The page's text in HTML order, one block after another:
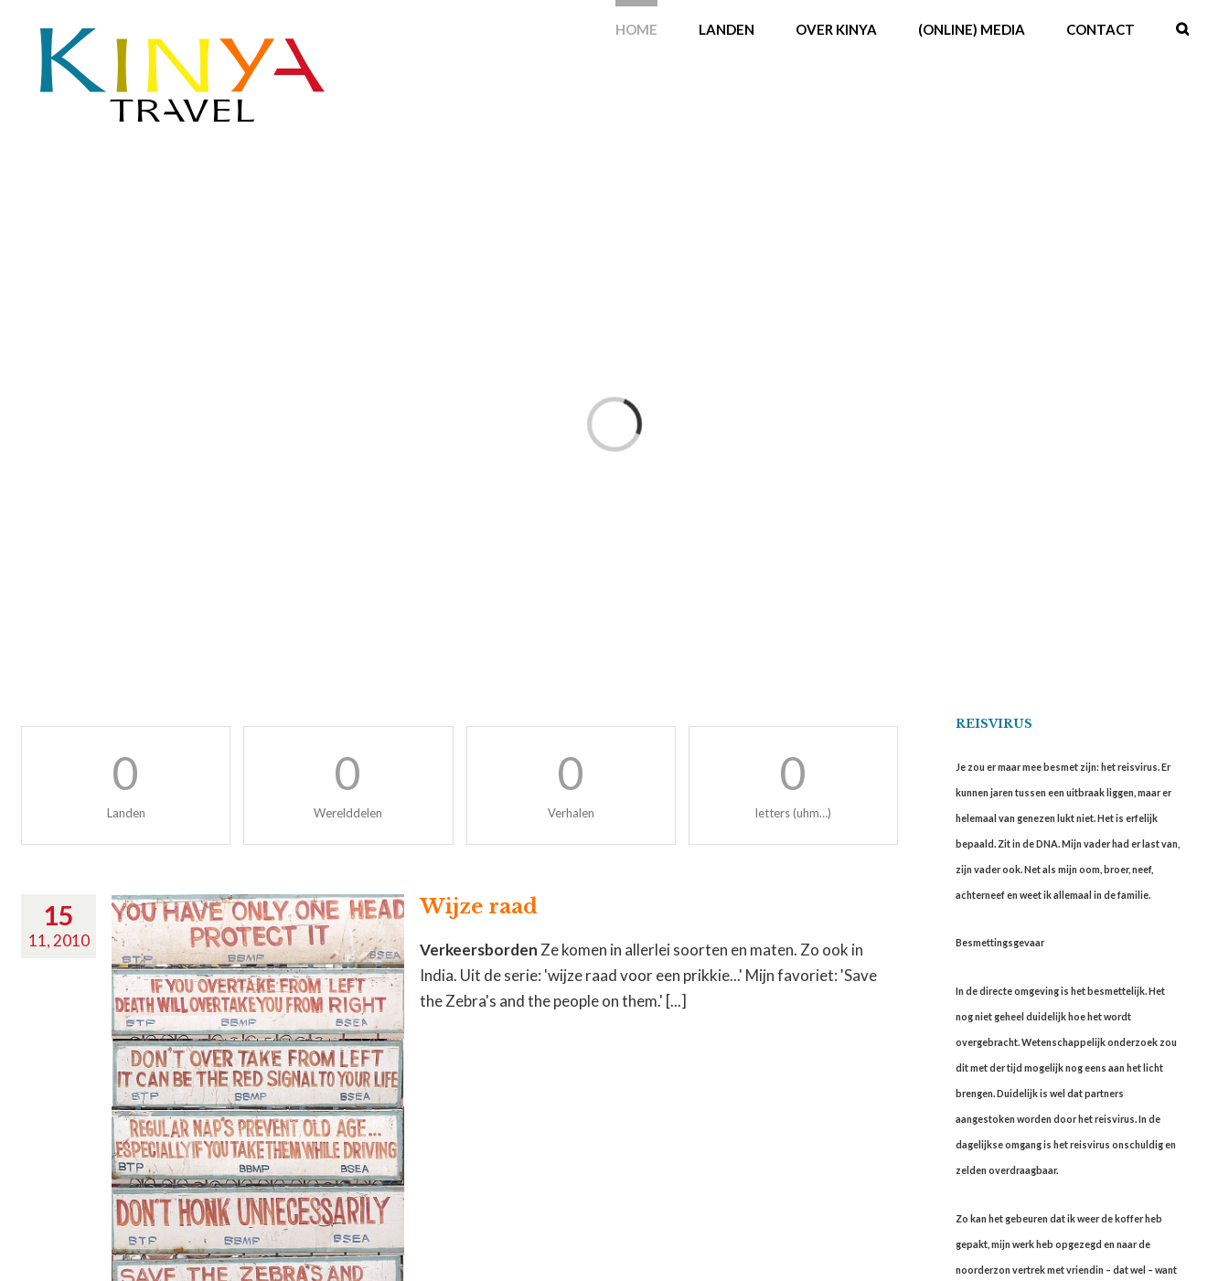
HOME LANDEN OVER KINYA (ONLINE) MEDIA CONTACT
Loading...
0
Landen
0
Werelddelen
0
Verhalen
0
letters (uhm…)
15
11, 2010
Wijze raad
Verkeersborden Ze komen in allerlei soorten en maten. Zo ook in
India. Uit de serie: 'wijze raad voor een prikkie...' Mijn favoriet: 'Save
the Zebra's and the people on them.' [...]
REISVIRUS
Je zou er maar mee besmet zijn: het reisvirus. Er
kunnen jaren tussen een uitbraak liggen, maar er
helemaal van genezen lukt niet. Het is erfelijk
bepaald. Zit in de DNA. Mijn vader had er last van,
zijn vader ook. Net als mijn oom, broer, neef,
achterneef en weet ik allemaal in de familie.
Besmettingsgevaar
In de directe omgeving is het besmettelijk. Het
nog niet geheel duidelijk hoe het wordt
overgebracht. Wetenschappelijk onderzoek zou
dit met der tijd mogelijk nog eens aan het licht
brengen. Duidelijk is wel dat partners
aangestoken worden door het reisvirus. In de
dagelijkse omgang is het reisvirus onschuldig en
zelden overdraagbaar.
Zo kan het gebeuren dat ik weer de koffer heb
gepakt, mijn werk heb opgezegd en naar de
noorderzon vertrek met vriendin – dat wel – want